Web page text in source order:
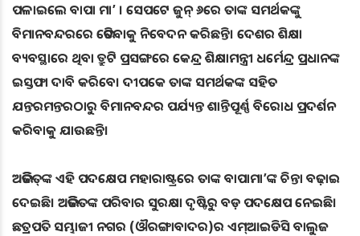
ପଳାଇଲେ ବାପା ମା’ । ସେପଟେ ଜୁନ୍ ୬ରେ ତାଙ୍କ ସମର୍ଥକଙ୍କୁ
ବିମାନବନ୍ଦରରେ ଭେଟିବାକୁ ନିବେଦନ କରିଛନ୍ତି। ଦେଶର ଶିକ୍ଷା
ବ୍ୟବସ୍ଥାରେ ଥିବା ତ୍ରୁଟି ପ୍ରସଙ୍ଗରେ କେନ୍ଦ୍ର ଶିକ୍ଷାମନ୍ତ୍ରୀ ଧର୍ମେନ୍ଦ୍ର ପ୍ରଧାନଙ୍କ
ଇସ୍ତଫା ଦାବି କରିବେ। ଦୀପକେ ତାଙ୍କ ସମର୍ଥକଙ୍କ ସହିତ
ଯନ୍ତରମନ୍ତରଠାରୁ ବିମାନବନ୍ଦର ପର୍ଯ୍ୟନ୍ତ ଶାନ୍ତିପୂର୍ଣ୍ଣ ବିରୋଧ ପ୍ରଦର୍ଶନ
କରିବାକୁ ଯାଉଛନ୍ତି।
ଅଭିଜିତ୍‌ଙ୍କ ଏହି ପଦକ୍ଷେପ ମହାରାଷ୍ଟ୍ରରେ ତାଙ୍କ ବାପାମା’ଙ୍କ ଚିନ୍ତା ବଢ଼ାଇ
ଦେଇଛି। ଅଭିଜିତଙ୍କ ପରିବାର ସୁରକ୍ଷା ଦୃଷ୍ଟିରୁ ବଡ଼ ପଦକ୍ଷେପ ନେଇଛି।
ଛତ୍ରପତି ସମ୍ଭାଜୀ ନଗର (ଔରଙ୍ଗାବାଦର)ର ଏମ୍‌ଆଇଡିସି ବାଲୁଜ